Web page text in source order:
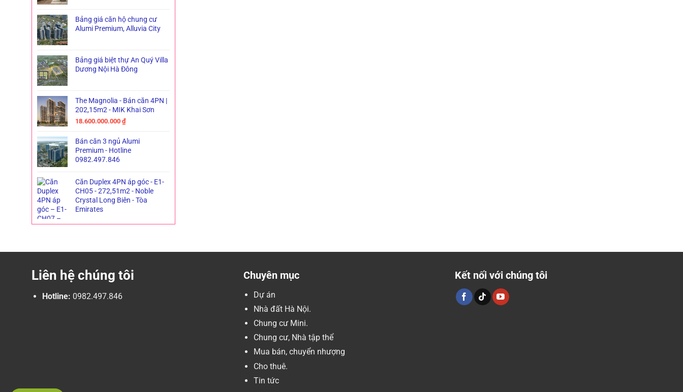
Bảng giá căn hộ chung cư
Alumi Premium, Alluvia City
Bảng giá biệt thự An Quý Villa
Dương Nội Hà Đông
The Magnolia - Bán căn 4PN |
202,15m2 - MIK Khai Sơn
18.600.000.000 ₫
Bán căn 3 ngủ Alumi
Premium - Hotline
0982.497.846
Căn Duplex 4PN áp góc - E1-
CH05 - 272,51m2 - Noble
Crystal Long Biên - Tòa
Emirates
Liên hệ chúng tôi
Hotline: 0982.497.846
Chuyên mục
Dự án
Nhà đất Hà Nội.
Chung cư Mini.
Chung cư, Nhà tập thể
Mua bán, chuyển nhượng
Cho thuê.
Tin tức
Kết nối với chúng tôi